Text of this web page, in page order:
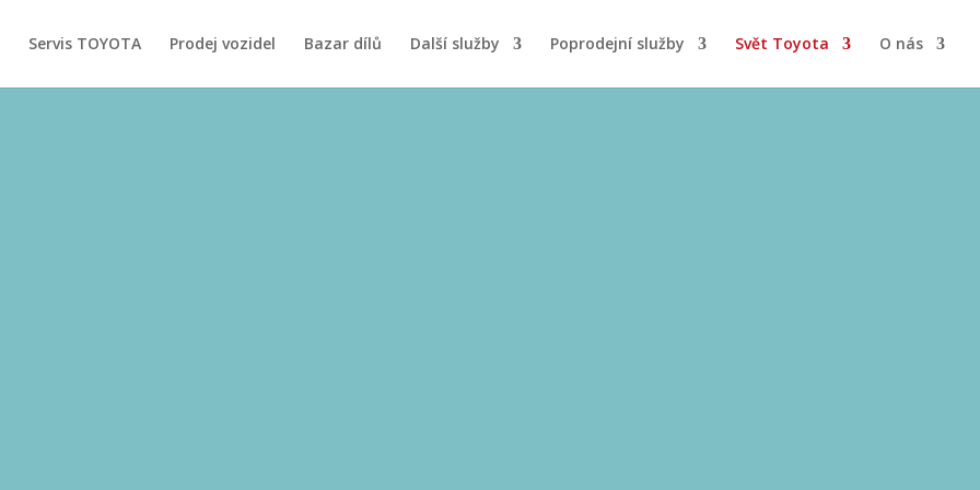
Servis TOYOTA Prodej vozidel Bazar dílů Další služby Poprodejní služby Svět Toyota O nás